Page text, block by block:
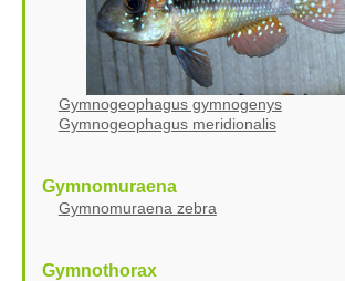
Gymnogeophagus gymnogenys
Gymnogeophagus meridionalis
Gymnomuraena
Gymnomuraena zebra
Gymnothorax